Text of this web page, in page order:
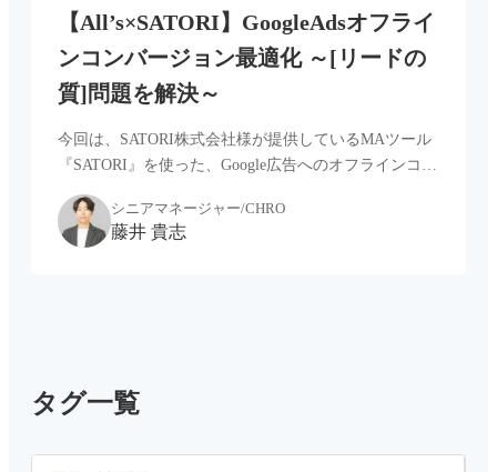
【All’s×SATORI】GoogleAdsオフライ
ンコンバージョン最適化 ～[リードの
質]問題を解決～
今回は、SATORI株式会社様が提供しているMAツール
『SATORI』を使った、Google広告へのオフラインコン
バージョンのデータ連携についてお話します。実際に
SATORIを活用されている、とあるBtoBの企業A社様の
[…...
シニアマネージャー/CHRO
藤井 貴志
タグ一覧